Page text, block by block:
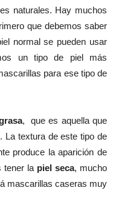
naturales. Hay muchos
que debemos saber
normal se pueden usar
un tipo de piel más
para ese tipo de
, que es aquella que
La textura de este tipo de
produce la aparición de
tener la piel seca, mucho
mascarillas caseras muy